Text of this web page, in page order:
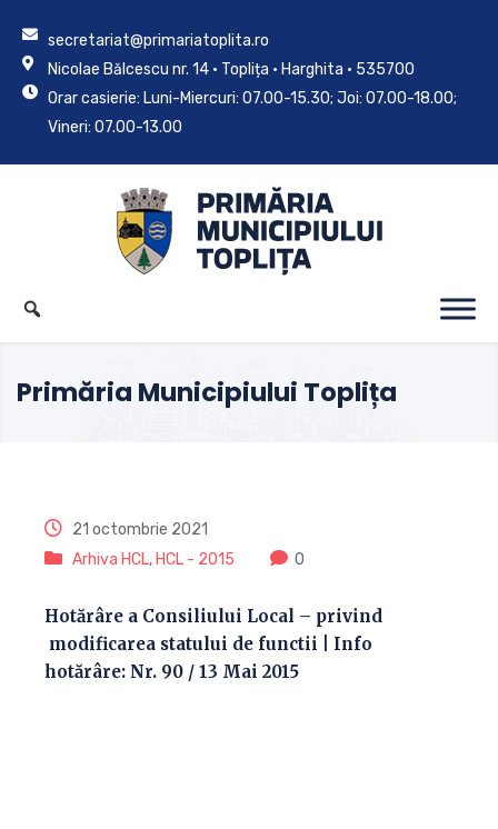
secretariat@primariatoplita.ro
Nicolae Bălcescu nr. 14 • Toplița • Harghita • 535700
Orar casierie: Luni-Miercuri: 07.00-15.30; Joi: 07.00-18.00;
Vineri: 07.00-13.00
Primăria Municipiului Toplița
21 octombrie 2021
Arhiva HCL, HCL - 2015 0
Hotărâre a Consiliului Local – privind
modificarea statului de functii | Info
hotărâre: Nr. 90 / 13 Mai 2015